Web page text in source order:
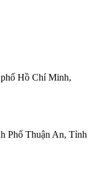
Hồ Chí Minh,
Phố Thuận An, Tỉnh